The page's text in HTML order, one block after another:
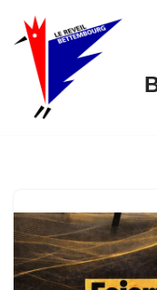
Skip
content